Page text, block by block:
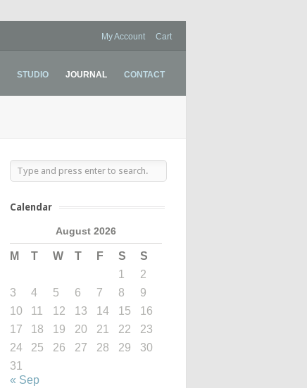
My Account Cart
STUDIO JOURNAL CONTACT
Calendar
August 2026
M T W T F S
S
1
2
3
4 5 6 7 8
9
10
11 12 13 14 15
16
17
18 19 20 21 22
23
24
25 26 27 28 29
30
31
« Sep